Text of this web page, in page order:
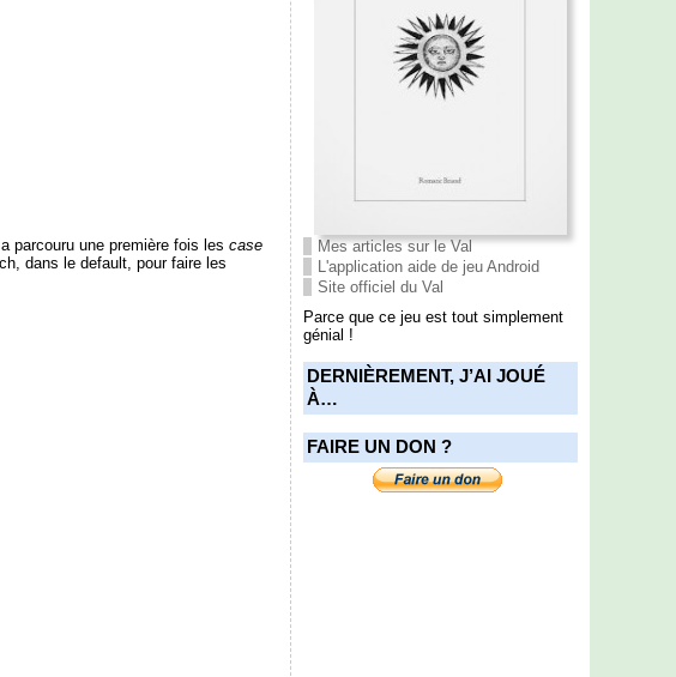
parcouru une première fois les case
dans le default, pour faire les
Mes articles sur le Val
L'application aide de jeu Android
Site officiel du Val
Parce que ce jeu est tout simplement
génial !
DERNIÈREMENT, J’AI JOUÉ
À…
FAIRE UN DON ?